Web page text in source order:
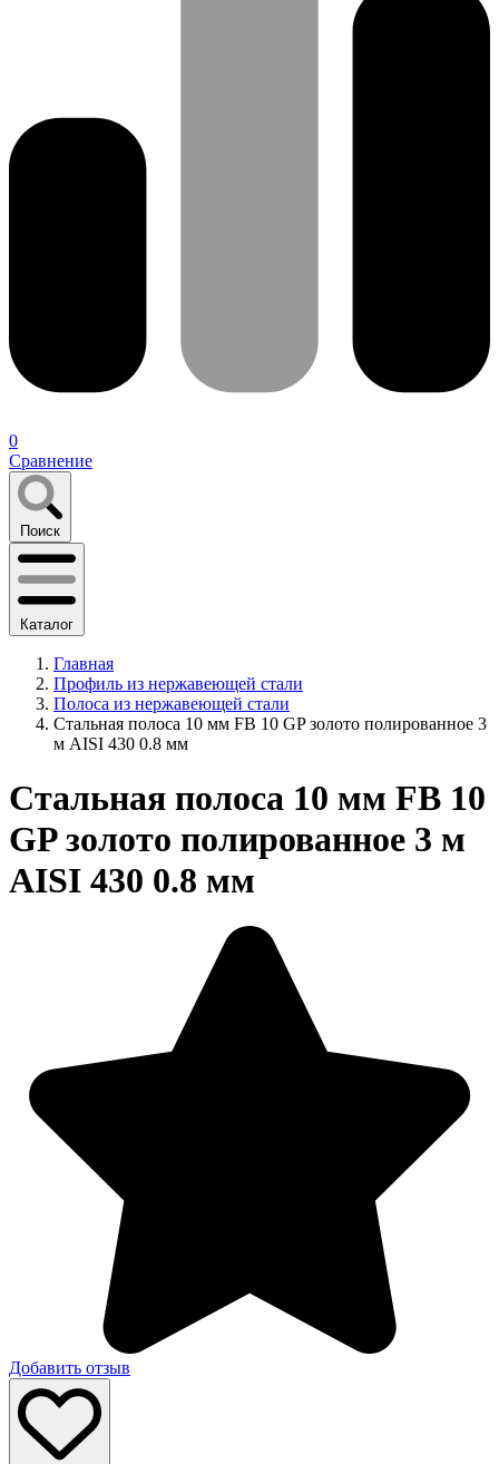
0
Сравнение
Поиск
Каталог
Главная
Профиль из нержавеющей стали
Полоса из нержавеющей стали
Стальная полоса 10 мм FB 10 GP золото полированное 3
м AISI 430 0.8 мм
Стальная полоса 10 мм FB 10
GP золото полированное 3 м
AISI 430 0.8 мм
Добавить отзыв